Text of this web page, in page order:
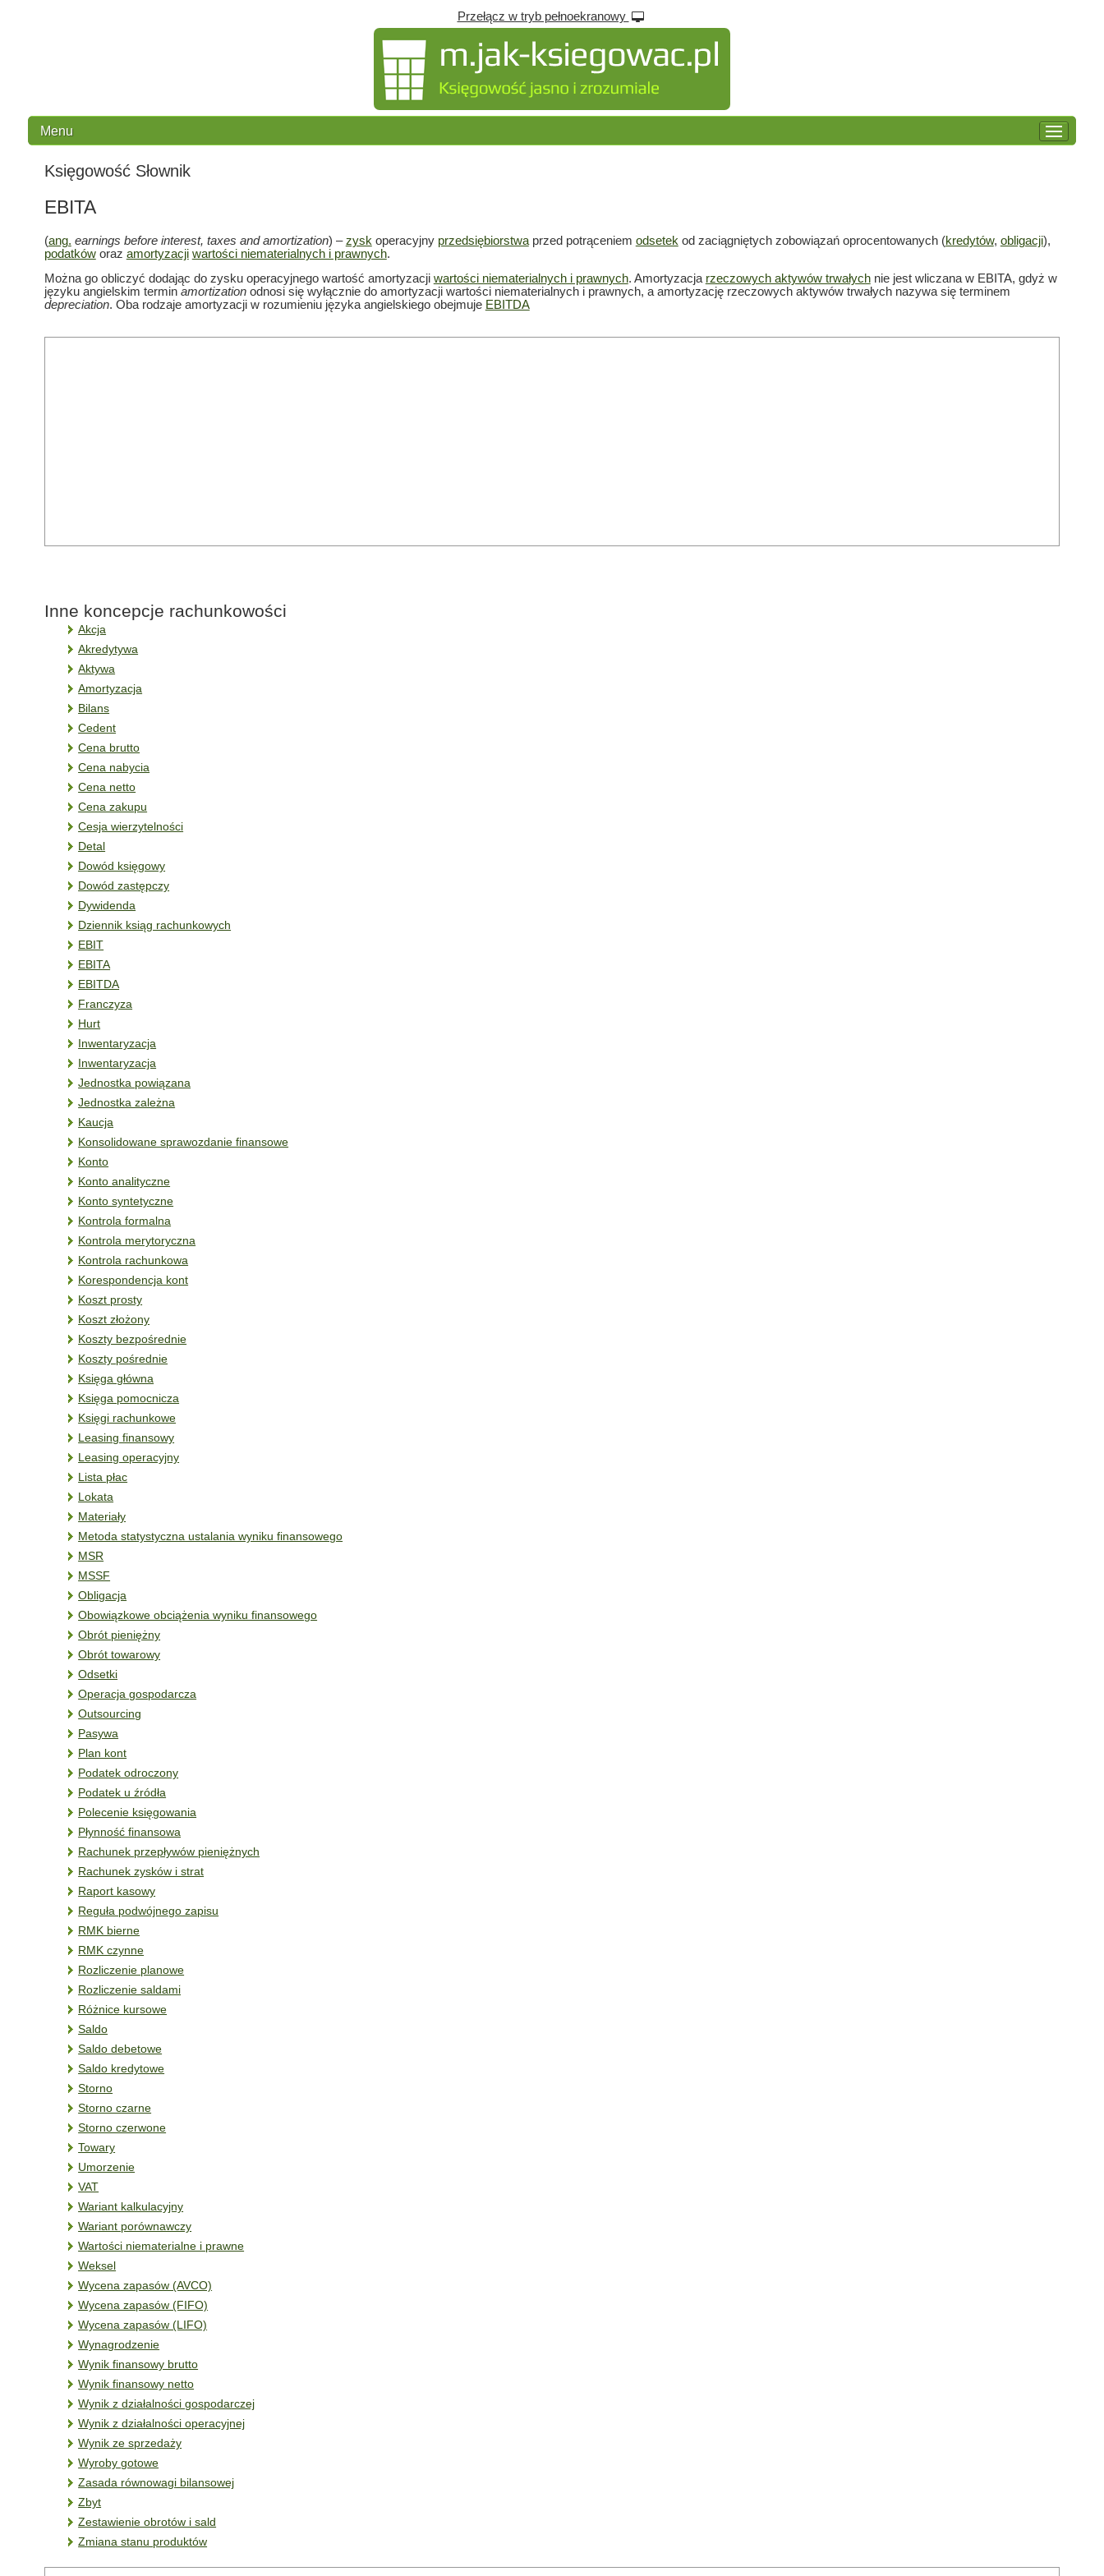
Przełącz w tryb pełnoekranowy
Menu
Księgowość Słownik
EBITA
(ang. earnings before interest, taxes and amortization) –zysk operacyjny przedsiębiorstwaprzed potrąceniem odsetek od zaciągniętych zobowiązań oprocentowanych (kredytów, obligacji),
podatkóworaz amortyzacji wartości niematerialnych i prawnych.
Można go obliczyć dodając do zysku operacyjnego wartość amortyzacji wartości niematerialnych i prawnych. Amortyzacja rzeczowych aktywów trwałychnie jest wliczana w EBITA, gdyż w
języku angielskim termin amortizationodnosi się wyłącznie do amortyzacji wartości niematerialnych i prawnych, a amortyzację rzeczowych aktywów trwałych nazywa się terminem
depreciation. Oba rodzaje amortyzacji w rozumieniu języka angielskiego obejmuje EBITDA
Inne koncepcje rachunkowości
Akcja
Akredytywa
Aktywa
Amortyzacja
Bilans
Cedent
Cena brutto
Cena nabycia
Cena netto
Cena zakupu
Cesja wierzytelności
Detal
Dowód księgowy
Dowód zastępczy
Dywidenda
Dziennik ksiąg rachunkowych
EBIT
EBITA
EBITDA
Franczyza
Hurt
Inwentaryzacja
Inwentaryzacja
Jednostka powiązana
Jednostka zależna
Kaucja
Konsolidowane sprawozdanie finansowe
Konto
Konto analityczne
Konto syntetyczne
Kontrola formalna
Kontrola merytoryczna
Kontrola rachunkowa
Korespondencja kont
Koszt prosty
Koszt złożony
Koszty bezpośrednie
Koszty pośrednie
Księga główna
Księga pomocnicza
Księgi rachunkowe
Leasing finansowy
Leasing operacyjny
Lista płac
Lokata
Materiały
Metoda statystyczna ustalania wyniku finansowego
MSR
MSSF
Obligacja
Obowiązkowe obciążenia wyniku finansowego
Obrót pieniężny
Obrót towarowy
Odsetki
Operacja gospodarcza
Outsourcing
Pasywa
Plan kont
Podatek odroczony
Podatek u źródła
Polecenie księgowania
Płynność finansowa
Rachunek przepływów pieniężnych
Rachunek zysków i strat
Raport kasowy
Reguła podwójnego zapisu
RMK bierne
RMK czynne
Rozliczenie planowe
Rozliczenie saldami
Różnice kursowe
Saldo
Saldo debetowe
Saldo kredytowe
Storno
Storno czarne
Storno czerwone
Towary
Umorzenie
VAT
Wariant kalkulacyjny
Wariant porównawczy
Wartości niematerialne i prawne
Weksel
Wycena zapasów (AVCO)
Wycena zapasów (FIFO)
Wycena zapasów (LIFO)
Wynagrodzenie
Wynik finansowy brutto
Wynik finansowy netto
Wynik z działalności gospodarczej
Wynik z działalności operacyjnej
Wynik ze sprzedaży
Wyroby gotowe
Zasada równowagi bilansowej
Zbyt
Zestawienie obrotów i sald
Zmiana stanu produktów